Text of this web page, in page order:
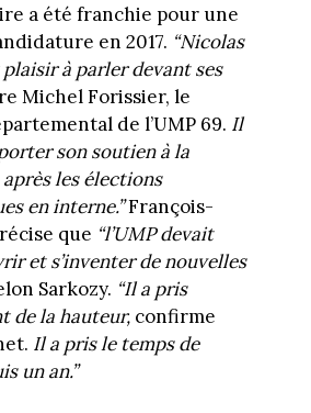
a été franchie pour une
en 2017. “Nicolas
à parler devant ses
Michel Forissier, le
de l’UMP 69. Il
son soutien à la
les élections
en interne.”François-
que “l’UMP devait
et s’inventer de nouvelles
Sarkozy. “Il a pris
de la hauteur,confirme
Il a pris le temps de
un an.”